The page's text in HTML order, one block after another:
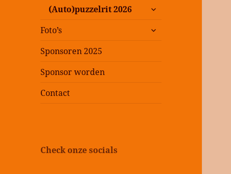
(Auto)puzzelrit 2026
submenu
Foto’s
submenu
Sponsoren 2025
Sponsor worden
Contact
Check onze socials